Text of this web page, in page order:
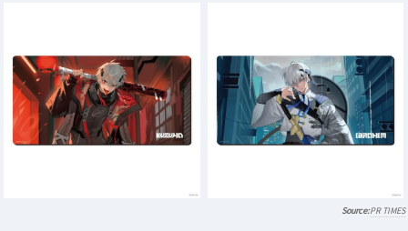
PR TIMES